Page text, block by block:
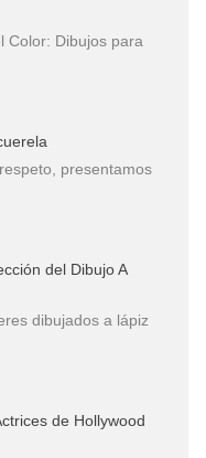
Color: Dibujos para
presentamos
del Dibujo A
dibujados a lápiz
de Hollywood